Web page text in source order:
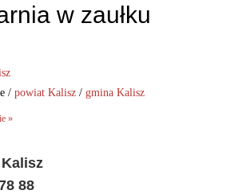
w zaułku
/ powiat Kalisz / gmina Kalisz
»
88